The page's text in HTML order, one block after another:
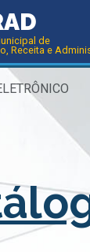
de
Receita e